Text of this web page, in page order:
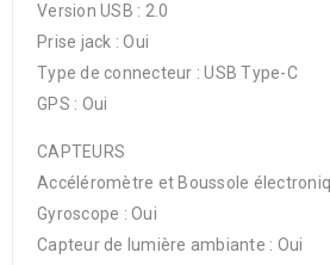
Version USB : 2.0
Prise jack : Oui
Type de connecteur : USB Type-C
GPS : Oui
CAPTEURS
Accéléromètre et Boussole
Gyroscope : Oui
Capteur de lumière ambiante : Oui